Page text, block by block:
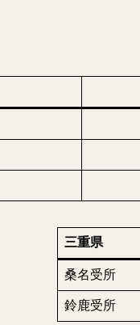
三重県
桑名受所
鈴鹿受所